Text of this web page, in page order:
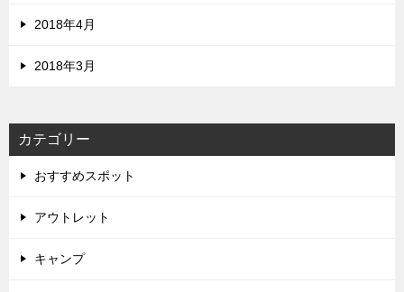
2018年4月
2018年3月
カテゴリー
おすすめスポット
アウトレット
キャンプ